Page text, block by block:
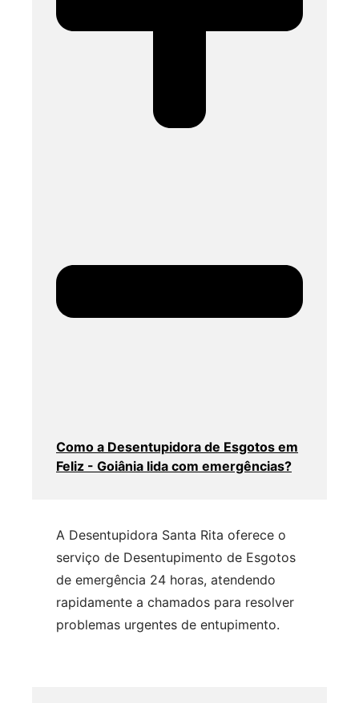
Como a Desentupidora de Esgotos em
Feliz - Goiânia lida com emergências?
A Desentupidora Santa Rita oferece o
serviço de Desentupimento de Esgotos
de emergência 24 horas, atendendo
rapidamente a chamados para resolver
problemas urgentes de entupimento.